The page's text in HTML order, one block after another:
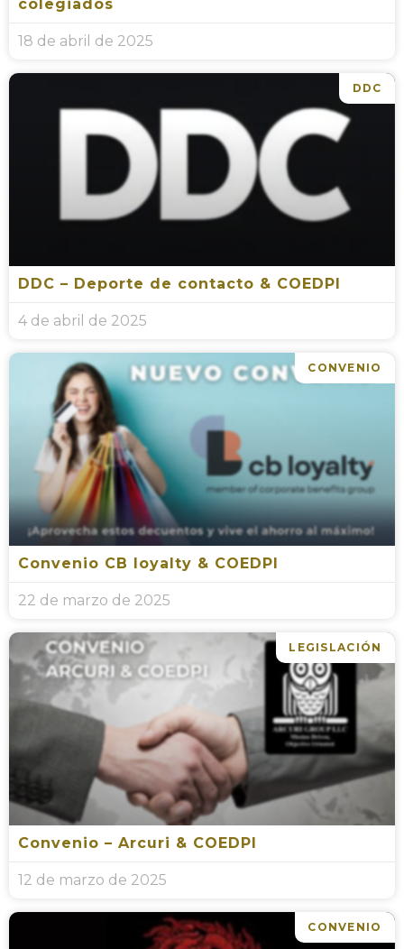
colegiados
18 de abril de 2025
DDC
DDC – Deporte de contacto & COEDPI
4 de abril de 2025
CONVENIO
Convenio CB loyalty & COEDPI
22 de marzo de 2025
LEGISLACIÓN
Convenio – Arcuri & COEDPI
12 de marzo de 2025
CONVENIO